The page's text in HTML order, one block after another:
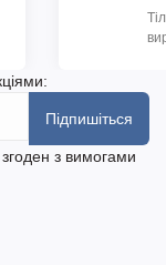
Підпишіться
згоден з вимогами